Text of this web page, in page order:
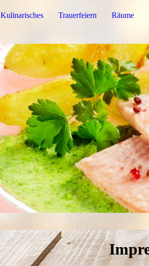
Kulinarisches Trauerfeiern Räume